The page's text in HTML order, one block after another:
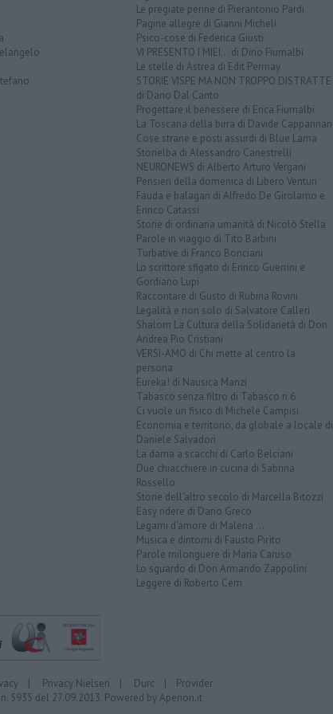
Le pregiate penne di Pierantonio Pardi
Pagine allegre di Gianni Micheli
Psico-cose di Federica Giusti
VI PRESENTO I MIEI... di Dino Fiumalbi
Le stelle di Astrea di Edit Permay
STORIE VISPE MA NON TROPPO DISTRATTE
di Dario Dal Canto
Progettare il benessere di Erica Fiumalbi
La Toscana della birra di Davide Cappannari
Cose strane e posti assurdi di Blue Lama
Storielba di Alessandro Canestrelli
NEURONEWS di Alberto Arturo Vergani
Pensieri della domenica di Libero Venturi
Fauda e balagan di Alfredo De Girolamo e
Enrico Catassi
Storie di ordinaria umanità di Nicolò Stella
Parole in viaggio di Tito Barbini
Turbative di Franco Bonciani
Lo scrittore sfigato di Enrico Guerrini e
Gordiano Lupi
Raccontare di Gusto di Rubina Rovini
Legalità e non solo di Salvatore Calleri
Shalom La Cultura della Solidarietà di Don
Andrea Pio Cristiani
VERSI-AMO di Chi mette al centro la
persona
Eureka! di Nausica Manzi
Tabasco senza filtro di Tabasco n.6
Ci vuole un fisico di Michele Campisi
Economia e territorio, da globale a locale di
Daniele Salvadori
La dama a scacchi di Carlo Belciani
Due chiacchiere in cucina di Sabrina
Rossello
Storie dell'altro secolo di Marcella Bitozzi
Easy ridere di Dario Greco
Legami d'amore di Malena ...
Musica e dintorni di Fausto Pirìto
Parole milonguere di Maria Caruso
Lo sguardo di Don Armando Zappolini
Leggere di Roberto Cerri
| Privacy Nielsen | Durc | Provider
5935 del 27.09.2013. Powered byAperion.it